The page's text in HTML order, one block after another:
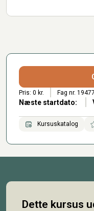
Pris: 0 kr. Fag nr.
Næste startdato:
Kursuskatalog
Dette kursus